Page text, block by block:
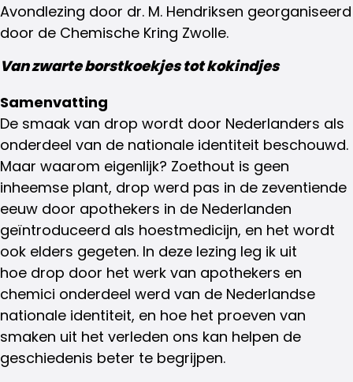
Avondlezing door dr. M. Hendriksen georganiseerd
door de Chemische Kring Zwolle.
Van zwarte borstkoekjes tot kokindjes
Samenvatting
De smaak van drop wordt door Nederlanders als
onderdeel van de nationale identiteit beschouwd.
Maar waarom eigenlijk? Zoethout is geen
inheemse plant, drop werd pas in de zeventiende
eeuw door apothekers in de Nederlanden
geïntroduceerd als hoestmedicijn, en het wordt
ook elders gegeten. In deze lezing leg ik uit
hoe drop door het werk van apothekers en
chemici onderdeel werd van de Nederlandse
nationale identiteit, en hoe het proeven van
smaken uit het verleden ons kan helpen de
geschiedenis beter te begrijpen.